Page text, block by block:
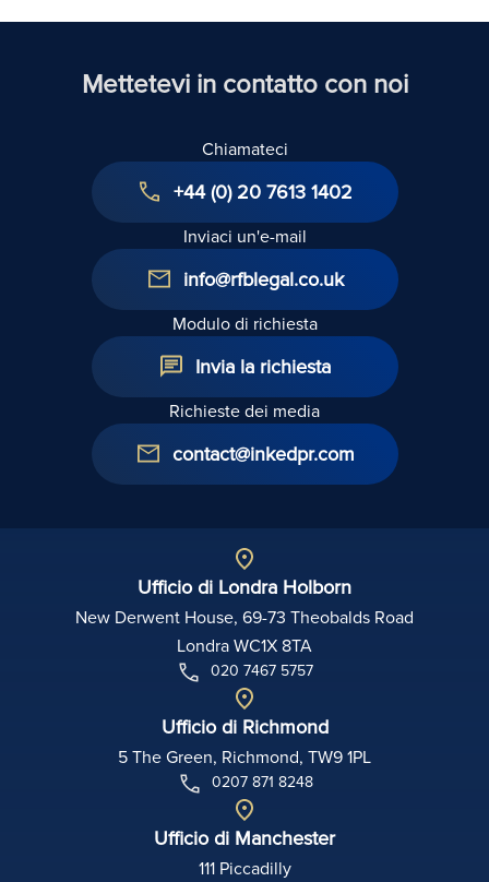
Regno
Mettetevi in contatto con noi
Chiamateci
+44 (0) 20 7613 1402
Inviaci un'e-mail
info@rfblegal.co.uk
Modulo di richiesta
Invia la richiesta
Richieste dei media
contact@inkedpr.com
Ufficio di Londra Holborn
New Derwent House, 69-73 Theobalds Road
Londra WC1X 8TA
020 7467 5757
Ufficio di Richmond
5 The Green, Richmond, TW9 1PL
0207 871 8248
Ufficio di Manchester
111 Piccadilly